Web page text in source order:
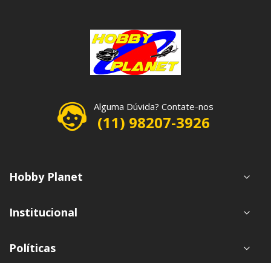
Hobby Planet
Institucional
Alguma Dúvida? Contate-nos
(11) 98207-3926
Políticas